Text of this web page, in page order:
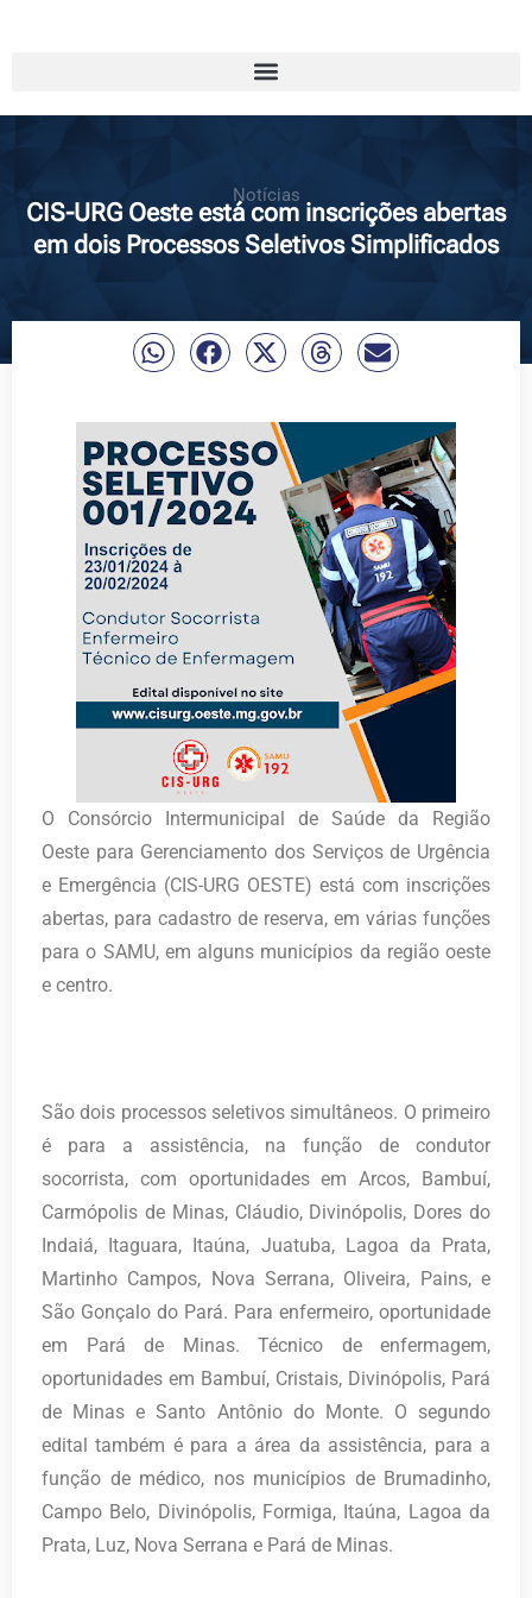
Notícias
CIS-URG Oeste está com inscrições abertas
em dois Processos Seletivos Simplificados
O Consórcio Intermunicipal de Saúde da Região
Oeste para Gerenciamento dos Serviços de Urgência
e Emergência (CIS-URG OESTE) está com inscrições
abertas, para cadastro de reserva, em várias funções
para o SAMU, em alguns municípios da região oeste
e centro.
São dois processos seletivos simultâneos. O primeiro
é para a assistência, na função de condutor
socorrista, com oportunidades em Arcos, Bambuí,
Carmópolis de Minas, Cláudio, Divinópolis, Dores do
Indaiá, Itaguara, Itaúna, Juatuba, Lagoa da Prata,
Martinho Campos, Nova Serrana, Oliveira, Pains, e
São Gonçalo do Pará. Para enfermeiro, oportunidade
em Pará de Minas. Técnico de enfermagem,
oportunidades em Bambuí, Cristais, Divinópolis, Pará
de Minas e Santo Antônio do Monte. O segundo
edital também é para a área da assistência, para a
função de médico, nos municípios de Brumadinho,
Campo Belo, Divinópolis, Formiga, Itaúna, Lagoa da
Prata, Luz, Nova Serrana e Pará de Minas.